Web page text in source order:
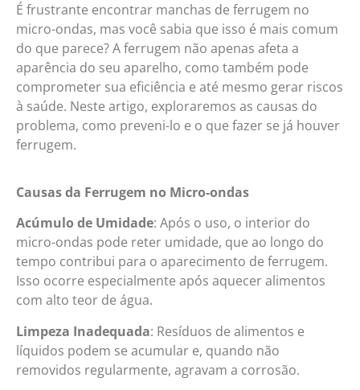
É frustrante encontrar manchas de ferrugem no
micro-ondas, mas você sabia que isso é mais comum
do que parece? A ferrugem não apenas afeta a
aparência do seu aparelho, como também pode
comprometer sua eficiência e até mesmo gerar riscos
à saúde. Neste artigo, exploraremos as causas do
problema, como preveni-lo e o que fazer se já houver
ferrugem.
Causas da Ferrugem no Micro-ondas
Acúmulo de Umidade: Após o uso, o interior do
micro-ondas pode reter umidade, que ao longo do
tempo contribui para o aparecimento de ferrugem.
Isso ocorre especialmente após aquecer alimentos
com alto teor de água.
Limpeza Inadequada: Resíduos de alimentos e
líquidos podem se acumular e, quando não
removidos regularmente, agravam a corrosão.